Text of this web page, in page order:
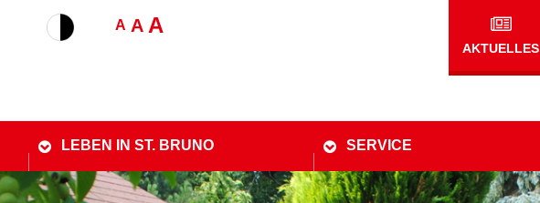
A A A
AKTUELLES
LEBEN IN ST. BRUNO SERVICE